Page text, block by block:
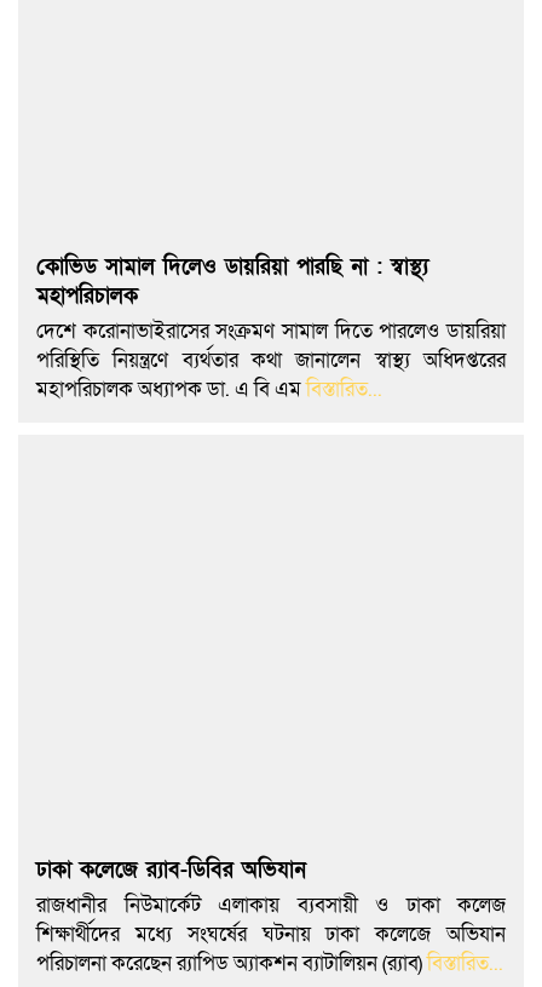
কোভিড সামাল দিলেও ডায়রিয়া পারছি না : স্বাস্থ্য
মহাপরিচালক
দেশে করোনাভাইরাসের সংক্রমণ সামাল দিতে পারলেও ডায়রিয়া
পরিস্থিতি নিয়ন্ত্রণে ব্যর্থতার কথা জানালেন স্বাস্থ্য অধিদপ্তরের
মহাপরিচালক অধ্যাপক ডা. এ বি এমবিস্তারিত...
ঢাকা কলেজে র‌্যাব-ডিবির অভিযান
রাজধানীর নিউমার্কেট এলাকায় ব্যবসায়ী ও ঢাকা কলেজ
শিক্ষার্থীদের মধ্যে সংঘর্ষের ঘটনায় ঢাকা কলেজে অভিযান
পরিচালনা করেছেন র‌্যাপিড অ্যাকশন ব্যাটালিয়ন (র‌্যাব)বিস্তারিত...